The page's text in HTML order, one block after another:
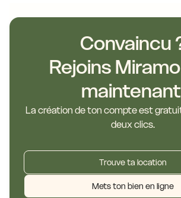
Convaincu
Rejoins
La création de ton compte est
deux clics.
Trouve ta location
Mets ton bien en ligne